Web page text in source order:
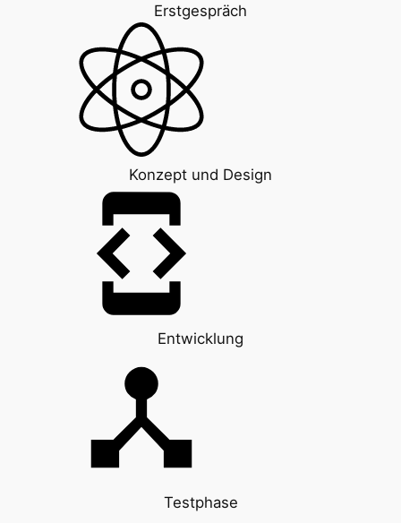
Erstgespräch
Konzept und Design
Entwicklung
Testphase